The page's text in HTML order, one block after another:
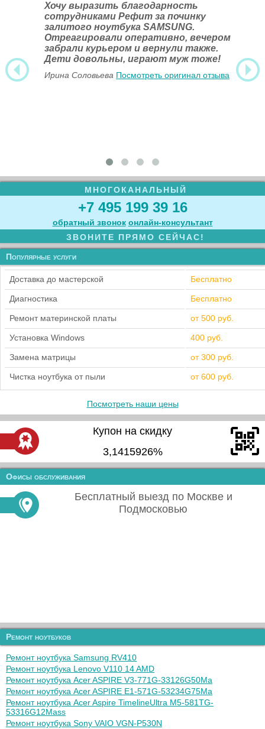
Хочу выразить благодарность
сотрудниками Рефит за починку
залитого ноутбука SAMSUNG.
Отреагировали оперативно, вечером
забрали курьером и вернули также.
Дети довольны, играют муж тоже!
Ирина Соловьева Посмотреть оригинал отзыва
МНОГОКАНАЛЬНЫЙ
+7 495 199 39 16
обратный звонок онлайн‑консультант
ЗВОНИТЕ ПРЯМО СЕЙЧАС!
Популярные услуги
Доставка до мастерской Бесплатно
Диагностика Бесплатно
Ремонт материнской платы от 500 руб.
Установка Windows 400 руб.
Замена матрицы от 300 руб.
Чистка ноутбука от пыли от 600 руб.
Посмотреть наши цены
Купон на скидку
3,1415926%
Офисы обслуживания
Бесплатный выезд по Москве и
Подмосковью
Ремонт ноутбуков
Ремонт ноутбука Samsung RV410
Ремонт ноутбука Lenovo V110 14 AMD
Ремонт ноутбука Acer ASPIRE V3-771G-33126G50Ma
Ремонт ноутбука Acer ASPIRE E1-571G-53234G75Ma
Ремонт ноутбука Acer Aspire TimelineUltra M5-581TG-
53316G12Mass
Ремонт ноутбука Sony VAIO VGN-P530N